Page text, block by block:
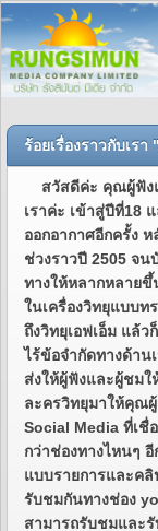
ร้อยเรื่องราวกับเร
สวัสดีค่ะ คุณผู้ฟัง
เราค่ะ เข้าสู่ปีที่18
ออกอากาศอีกครั้ง
ช่วงราวปี 2505 จน
ทางให้หลากหลาย
ในเครื่องวิทยุแบบท
ถึงวิทยุเอฟเอ็ม แล้
ไร้ข้อจำกัดทางด้าน
ส่งให้ผู้ฟังและผู้ชมใ
ละครวิทยุมาให้คุณ
Social Media ที่เชื่
กว่าช่องทางไหนๆ อี
แบบรายการและค
รับชมกันทางช่อง
สามารถรับชมและ